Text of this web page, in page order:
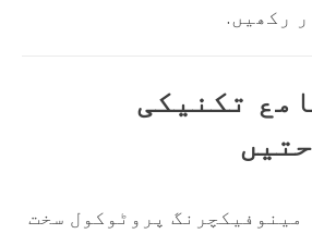
رکھیں.
تکنیکی
مینوفیکچرنگ پروٹوکول سخت